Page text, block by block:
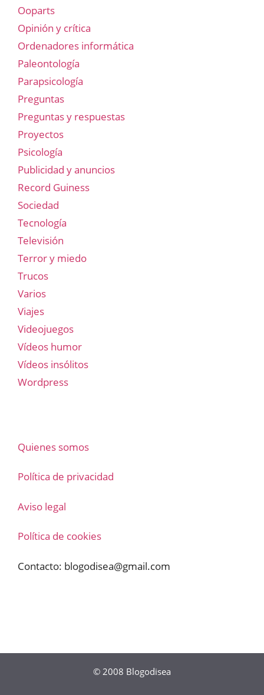
Ooparts
Opinión y crítica
Ordenadores informática
Paleontología
Parapsicología
Preguntas
Preguntas y respuestas
Proyectos
Psicología
Publicidad y anuncios
Record Guiness
Sociedad
Tecnología
Televisión
Terror y miedo
Trucos
Varios
Viajes
Videojuegos
Vídeos humor
Vídeos insólitos
Wordpress
Quienes somos
Política de privacidad
Aviso legal
Política de cookies
Contacto: blogodisea@gmail.com
© 2008 Blogodisea